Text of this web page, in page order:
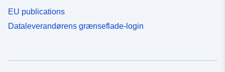
EU publications
Dataleverandørens grænseflade-login